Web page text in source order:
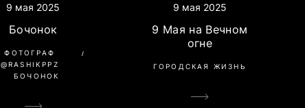
9 мая 2025
Бочонок
ФОТОГРАФ
@RASHIKPPZ
БОЧОНОК
9 мая 2025
9 Мая на Вечном
огне
ГОРОДСКАЯ ЖИЗНЬ